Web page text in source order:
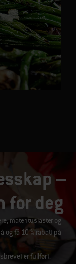
–
for deg
matentusiaster og
og få 10 % rabatt på
er fullført.